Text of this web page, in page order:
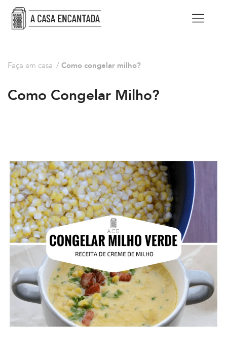
Faça em casa / Como congelar milho?
Como Congelar Milho?